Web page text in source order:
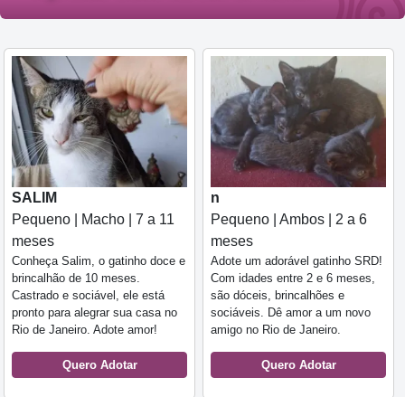
SALIM
Pequeno | Macho | 7 a 11
meses
Conheça Salim, o gatinho doce e
brincalhão de 10 meses.
Castrado e sociável, ele está
pronto para alegrar sua casa no
Rio de Janeiro. Adote amor!
Quero Adotar
n
Pequeno | Ambos | 2 a 6
meses
Adote um adorável gatinho SRD!
Com idades entre 2 e 6 meses,
são dóceis, brincalhões e
sociáveis. Dê amor a um novo
amigo no Rio de Janeiro.
Quero Adotar